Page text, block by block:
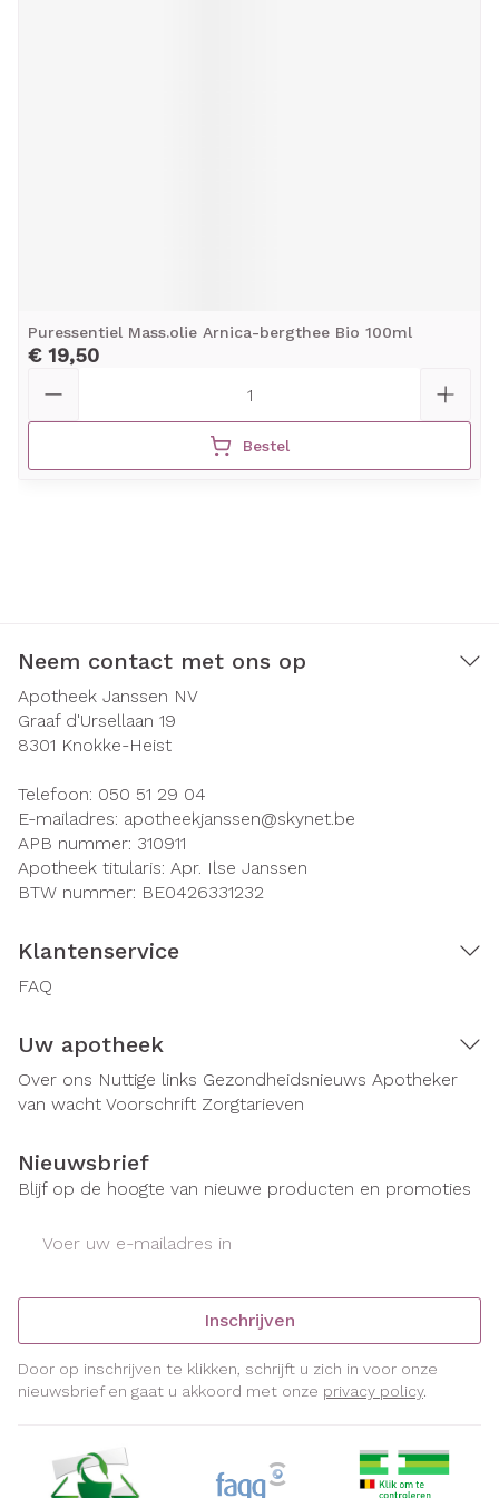
Puressentiel Mass.olie Arnica-bergthee Bio 100ml
€ 19,50
Bestel
Neem contact met ons op
Apotheek Janssen NV
Graaf d'Ursellaan 19
8301 Knokke-Heist
Telefoon: 050 51 29 04
E-mailadres: apotheekjanssen@skynet.be
APB nummer: 310911
Apotheek titularis: Apr. Ilse Janssen
BTW nummer: BE0426331232
Klantenservice
FAQ
Uw apotheek
Over ons Nuttige links Gezondheidsnieuws Apotheker
van wacht Voorschrift Zorgtarieven
Nieuwsbrief
Blijf op de hoogte van nieuwe producten en promoties
Inschrijven
Door op inschrijven te klikken, schrijft u zich in voor onze
nieuwsbrief en gaat u akkoord met onze privacy policy.